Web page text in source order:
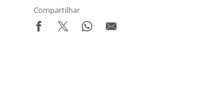
Compartilhar